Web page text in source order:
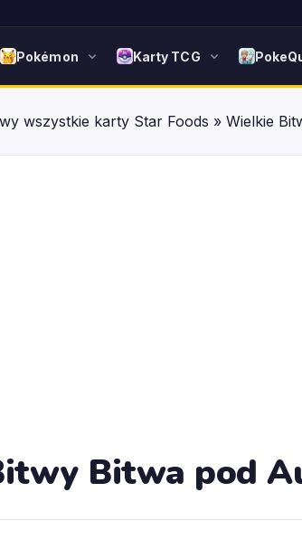
Pokémon Karty TCG
wszystkie karty Star Foods » Wielkie
Bitwa pod